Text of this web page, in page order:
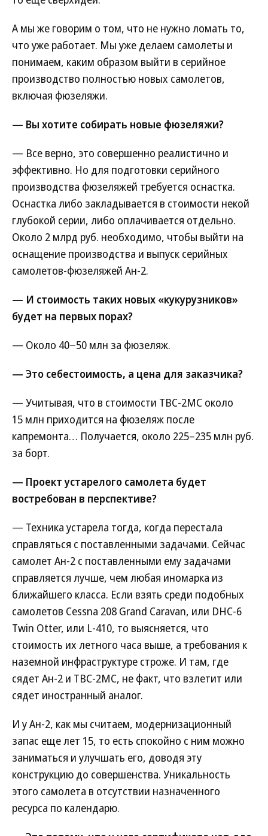
А мы же говорим о том, что не нужно ломать то,
что уже работает. Мы уже делаем самолеты и
понимаем, каким образом выйти в серийное
производство полностью новых самолетов,
включая фюзеляжи.
— Вы хотите собирать новые фюзеляжи?
— Все верно, это совершенно реалистично и
эффективно. Но для подготовки серийного
производства фюзеляжей требуется оснастка.
Оснастка либо закладывается в стоимости некой
глубокой серии, либо оплачивается отдельно.
Около 2 млрд руб. необходимо, чтобы выйти на
оснащение производства и выпуск серийных
самолетов-фюзеляжей Ан-2.
— И стоимость таких новых «кукурузников»
будет на первых порах?
— Около 40−50 млн за фюзеляж.
— Это себестоимость, а цена для заказчика?
— Учитывая, что в стоимости ТВС-2МС около
15 млн приходится на фюзеляж после
капремонта… Получается, около 225–235 млн руб.
за борт.
— Проект устарелого самолета будет
востребован в перспективе?
— Техника устарела тогда, когда перестала
справляться с поставленными задачами. Сейчас
самолет Ан-2 с поставленными ему задачами
справляется лучше, чем любая иномарка из
ближайшего класса. Если взять среди подобных
самолетов Cessna 208 Grand Caravan, или DHC-6
Twin Otter, или L-410, то выясняется, что
стоимость их летного часа выше, а требования к
наземной инфраструктуре строже. И там, где
сядет Ан-2 и ТВС-2МС, не факт, что взлетит или
сядет иностранный аналог.
И у Ан-2, как мы считаем, модернизационный
запас еще лет 15, то есть спокойно с ним можно
заниматься и улучшать его, доводя эту
конструкцию до совершенства. Уникальность
этого самолета в отсутствии назначенного
ресурса по календарю.